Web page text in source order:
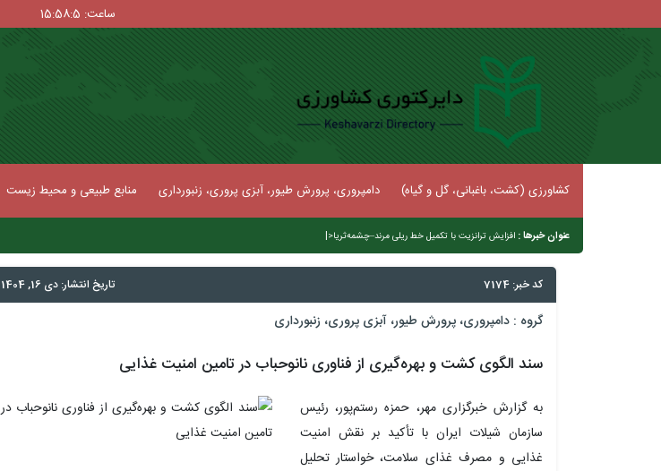
ساعت: 15:58:6
کشاورزی (کشت، باغبانی، گل و گیاه) دامپروری، پرورش طیور، آبزی پروری، زنبورداری منابع طبیعی و محیط زیست
عنوان خبرها : افزایش ترانزیت با تکمیل خط ریلی مرند–چشمه‌ثریا|
کد خبر: 7174 تاریخ انتشار: دی 16, 1404
گروه : دامپروری، پرورش طیور، آبزی پروری، زنبورداری
سند الگوی کشت و بهره‌گیری از فناوری نانوحباب در تامین امنیت غذایی
به گزارش خبرگزاری مهر، حمزه رستم‌پور، رئیس
سازمان شیلات ایران با تأکید بر نقش امنیت
غذایی و مصرف غذای سلامت، خواستار تحلیل